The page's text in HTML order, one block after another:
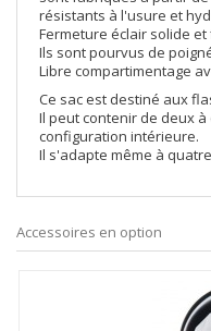
résistants à l'usure et
Fermeture éclair solide et
Ils sont pourvus de
Libre compartimentage
Ce sac est destiné aux
Il peut contenir de deux
configuration intérieure.
Il s'adapte même à
Accessoires en option